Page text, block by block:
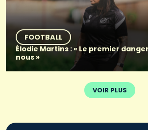
FOOTBALL
Élodie Martins : « Le premier
nous »
VOIR PLUS